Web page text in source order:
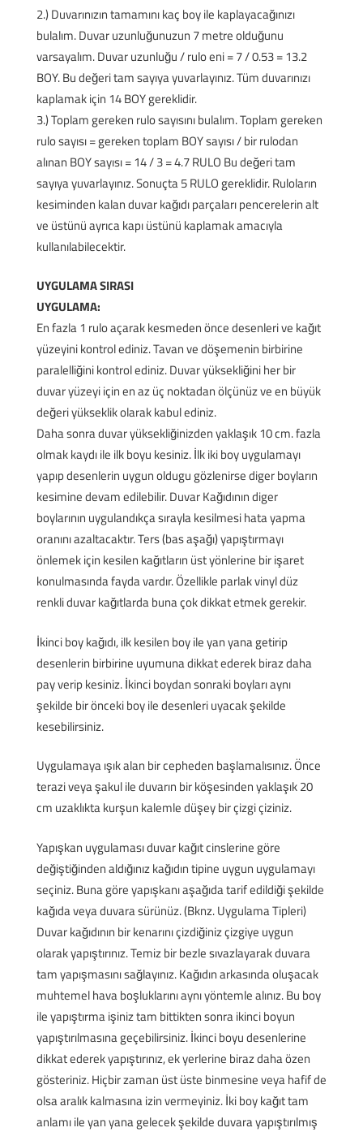
2.) Duvarınızın tamamını kaç boy ile kaplayacağınızı
bulalım. Duvar uzunluğunuzun 7 metre olduğunu
varsayalım. Duvar uzunluğu / rulo eni = 7 / 0.53 = 13.2
BOY. Bu değeri tam sayıya yuvarlayınız. Tüm duvarınızı
kaplamak için 14 BOY gereklidir.
3.) Toplam gereken rulo sayısını bulalım. Toplam gereken
rulo sayısı = gereken toplam BOY sayısı / bir rulodan
alınan BOY sayısı = 14 / 3 = 4.7 RULO Bu değeri tam
sayıya yuvarlayınız. Sonuçta 5 RULO gereklidir. Ruloların
kesiminden kalan duvar kağıdı parçaları pencerelerin alt
ve üstünü ayrıca kapı üstünü kaplamak amacıyla
kullanılabilecektir.
UYGULAMA SIRASI
UYGULAMA:
En fazla 1 rulo açarak kesmeden önce desenleri ve kağıt
yüzeyini kontrol ediniz. Tavan ve döşemenin birbirine
paralelliğini kontrol ediniz. Duvar yüksekliğini her bir
duvar yüzeyi için en az üç noktadan ölçünüz ve en büyük
değeri yükseklik olarak kabul ediniz.
Daha sonra duvar yüksekliğinizden yaklaşık 10 cm. fazla
olmak kaydı ile ilk boyu kesiniz. İlk iki boy uygulamayı
yapıp desenlerin uygun oldugu gözlenirse diger boyların
kesimine devam edilebilir. Duvar Kağıdının diger
boylarının uygulandıkça sırayla kesilmesi hata yapma
oranını azaltacaktır. Ters (bas aşağı) yapıştırmayı
önlemek için kesilen kağıtların üst yönlerine bir işaret
konulmasında fayda vardır. Özellikle parlak vinyl düz
renkli duvar kağıtlarda buna çok dikkat etmek gerekir.
İkinci boy kağıdı, ilk kesilen boy ile yan yana getirip
desenlerin birbirine uyumuna dikkat ederek biraz daha
pay verip kesiniz. İkinci boydan sonraki boyları aynı
şekilde bir önceki boy ile desenleri uyacak şekilde
kesebilirsiniz.
Uygulamaya ışık alan bir cepheden başlamalısınız. Önce
terazi veya şakul ile duvarın bir köşesinden yaklaşık 20
cm uzaklıkta kurşun kalemle düşey bir çizgi çiziniz.
Yapışkan uygulaması duvar kağıt cinslerine göre
değiştiğinden aldığınız kağıdın tipine uygun uygulamayı
seçiniz. Buna göre yapışkanı aşağıda tarif edildiği şekilde
kağıda veya duvara sürünüz. (Bknz. Uygulama Tipleri)
Duvar kağıdının bir kenarını çizdiğiniz çizgiye uygun
olarak yapıştırınız. Temiz bir bezle sıvazlayarak duvara
tam yapışmasını sağlayınız. Kağıdın arkasında oluşacak
muhtemel hava boşluklarını aynı yöntemle alınız. Bu boy
ile yapıştırma işiniz tam bittikten sonra ikinci boyun
yapıştırılmasına geçebilirsiniz. İkinci boyu desenlerine
dikkat ederek yapıştırınız, ek yerlerine biraz daha özen
gösteriniz. Hiçbir zaman üst üste binmesine veya hafif de
olsa aralık kalmasına izin vermeyiniz. İki boy kağıt tam
anlamı ile yan yana gelecek şekilde duvara yapıştırılmış